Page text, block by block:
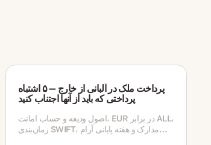
پرداخت ملک در آلبانی از خارج — ۵ اشتباه
پرداختی که باید از آنها اجتناب کنید
اصول ودیعه و حساب امانت، EUR در برابر ALL،
زمان‌بندی SWIFT، مدارک و هفته پایانی آرام